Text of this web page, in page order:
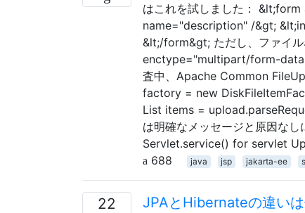
はこれを試しました：
name="description" /&gt;
&lt;/form&gt; ただし、ファイ
enctype="multipart/form-
査中、Apache Common
factory = new
List items =
は明確なメッセージと原因な
Servlet.service() for servlet
688
java jsp jakarta-ee
22 JPAとHibernateの違い